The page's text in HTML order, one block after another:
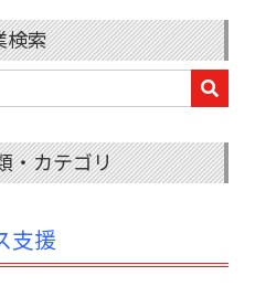
検索
・カテゴリ
支援